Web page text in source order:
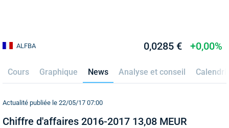
ALFBA 0,0285 € +0,00%
Cours Graphique News Analyse et conseil
Actualité publiée le 22/05/17 07:00
Chiffre d'affaires 2016-2017 13,08 MEUR